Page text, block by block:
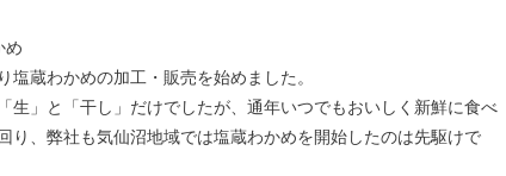
め
塩蔵わかめの加工・販売を始めました。
生」と「干し」だけでしたが、通年いつでもおいしく新鮮に食べ
り、弊社も気仙沼地域では塩蔵わかめを開始したのは先駆けで